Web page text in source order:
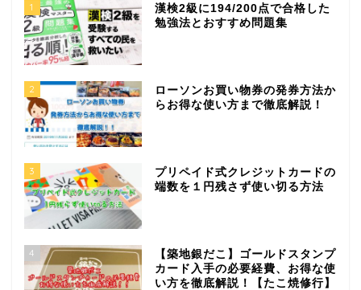
1
漢検2級に194/200点で合格した
勉強法とおすすめ問題集
2
ローソンお買い物券の発券方法か
らお得な使い方まで徹底解説！
3
プリペイド式クレジットカードの
端数を１円残さず使い切る方法
4
【築地銀だこ】ゴールドスタンプ
カード入手の必要経費、お得な使
い方を徹底解説！【たこ焼修行】